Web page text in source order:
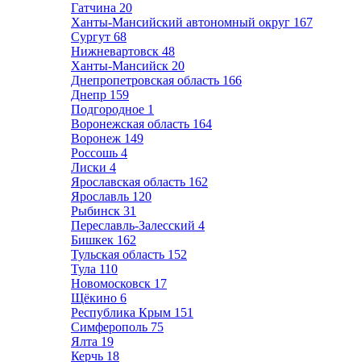
Гатчина 20
Ханты-Мансийский автономный округ 167
Сургут 68
Нижневартовск 48
Ханты-Мансийск 20
Днепропетровская область 166
Днепр 159
Подгородное 1
Воронежская область 164
Воронеж 149
Россошь 4
Лиски 4
Ярославская область 162
Ярославль 120
Рыбинск 31
Переславль-Залесский 4
Бишкек 162
Тульская область 152
Тула 110
Новомосковск 17
Щёкино 6
Республика Крым 151
Симферополь 75
Ялта 19
Керчь 18